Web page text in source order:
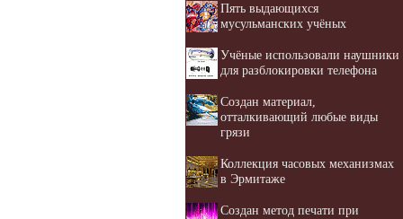
Пять выдающихся
мусульманских учёных
Учёные использовали наушники
для разблокировки телефона
Создан материал,
отталкивающий любые виды
грязи
Коллекция часовых механизмах
в Эрмитаже
Создан метод печати при